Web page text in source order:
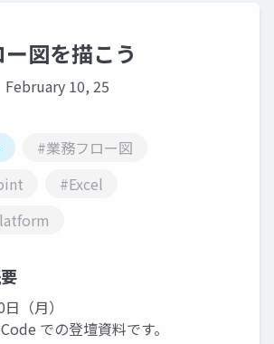
図を描こう
February 10, 25
#業務フロー図
#Excel
（月）
での登壇資料です。